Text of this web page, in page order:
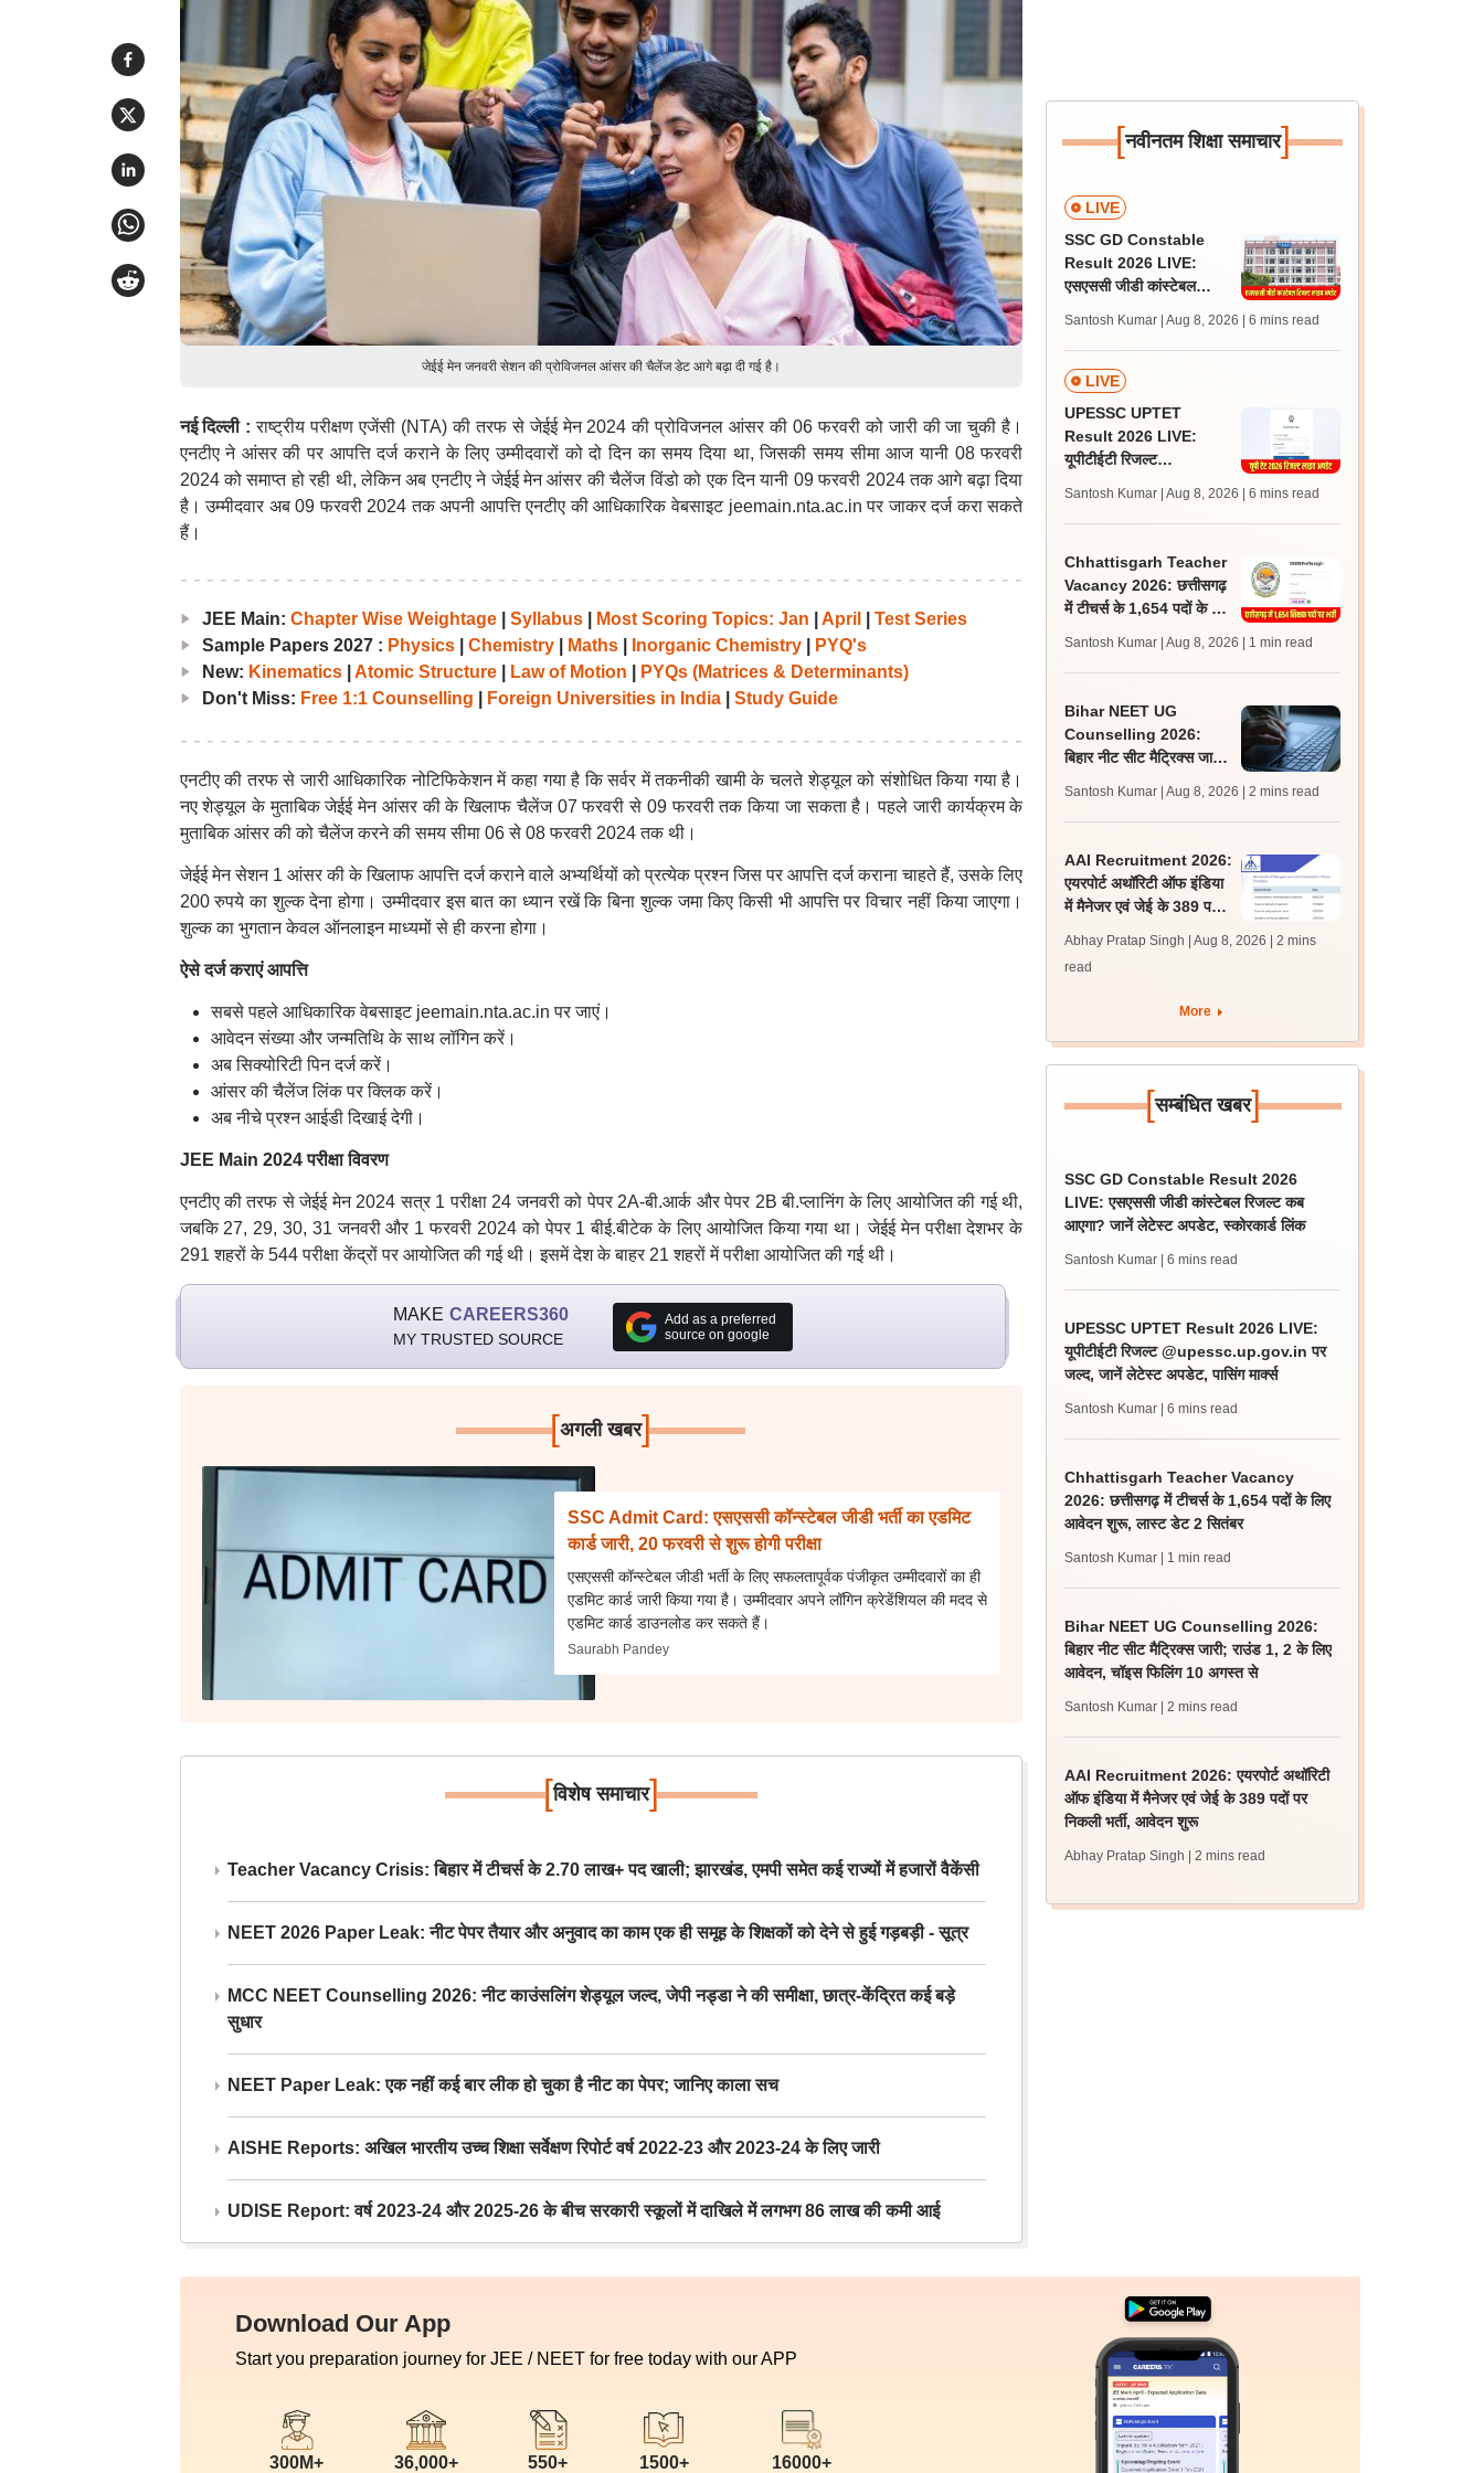
जेईई मेन जनवरी सेशन की प्रोविजनल आंसर की चैलेंज डेट आगे बढ़ा दी गई है।
नई दिल्ली :राष्ट्रीय परीक्षण एजेंसी (NTA) की तरफ से जेईई मेन 2024 की प्रोविजनल आंसर की 06 फरवरी को जारी की जा चुकी है।
एनटीए ने आंसर की पर आपत्ति दर्ज कराने के लिए उम्मीदवारों को दो दिन का समय दिया था, जिसकी समय सीमा आज यानी 08 फरवरी
2024 को समाप्त हो रही थी, लेकिन अब एनटीए ने जेईई मेन आंसर की चैलेंज विंडो को एक दिन यानी 09 फरवरी 2024 तक आगे बढ़ा दिया
है। उम्मीदवार अब 09 फरवरी 2024 तक अपनी आपत्ति एनटीए की आधिकारिक वेबसाइट jeemain.nta.ac.in पर जाकर दर्ज करा सकते
हैं।
JEE Main: Chapter Wise Weightage| Syllabus| Most Scoring Topics: Jan April
Test Series
Sample Papers 2027 : Physics| Chemistry| Maths| Inorganic Chemistry|
PYQ's
New: Kinematics| Atomic Structure| Law of Motion
PYQs (Matrices & Determinants)
Don't Miss: Free 1:1 Counselling Foreign Universities in India| Study Guide
एनटीए की तरफ से जारी आधिकारिक नोटिफिकेशन में कहा गया है कि सर्वर में तकनीकी खामी के चलते शेड्यूल को संशोधित किया गया है।
नए शेड्यूल के मुताबिक जेईई मेन आंसर की के खिलाफ चैलेंज 07 फरवरी से 09 फरवरी तक किया जा सकता है। पहले जारी कार्यक्रम के
मुताबिक आंसर की को चैलेंज करने की समय सीमा 06 से 08 फरवरी 2024 तक थी।
जेईई मेन सेशन 1 आंसर की के खिलाफ आपत्ति दर्ज कराने वाले अभ्यर्थियों को प्रत्येक प्रश्न जिस पर आपत्ति दर्ज कराना चाहते हैं, उसके लिए
200 रुपये का शुल्क देना होगा। उम्मीदवार इस बात का ध्यान रखें कि बिना शुल्क जमा किए किसी भी आपत्ति पर विचार नहीं किया जाएगा।
शुल्क का भुगतान केवल ऑनलाइन माध्यमों से ही करना होगा।
ऐसे दर्ज कराएं आपत्ति
सबसे पहले आधिकारिक वेबसाइट jeemain.nta.ac.in पर जाएं।
आवेदन संख्या और जन्मतिथि के साथ लॉगिन करें।
अब सिक्योरिटी पिन दर्ज करें।
आंसर की चैलेंज लिंक पर क्लिक करें।
अब नीचे प्रश्न आईडी दिखाई देगी।
JEE Main 2024 परीक्षा विवरण
एनटीए की तरफ से जेईई मेन 2024 सत्र 1 परीक्षा 24 जनवरी को पेपर 2A-बी.आर्क और पेपर 2B बी.प्लानिंग के लिए आयोजित की गई थी,
जबकि 27, 29, 30, 31 जनवरी और 1 फरवरी 2024 को पेपर 1 बीई.बीटेक के लिए आयोजित किया गया था। जेईई मेन परीक्षा देशभर के
291 शहरों के 544 परीक्षा केंद्रों पर आयोजित की गई थी। इसमें देश के बाहर 21 शहरों में परीक्षा आयोजित की गई थी।
MAKE CAREERS360
MY TRUSTED SOURCE
Add as a preferred
source on google
[अगली खबर]
SSC Admit Card: एसएससी कॉन्स्टेबल जीडी भर्ती का एडमिट
कार्ड जारी, 20 फरवरी से शुरू होगी परीक्षा
एसएससी कॉन्स्टेबल जीडी भर्ती के लिए सफलतापूर्वक पंजीकृत उम्मीदवारों का ही
एडमिट कार्ड जारी किया गया है। उम्मीदवार अपने लॉगिन क्रेडेंशियल की मदद से
एडमिट कार्ड डाउनलोड कर सकते हैं।
Saurabh Pandey
[विशेष समाचार]
Teacher Vacancy Crisis: बिहार में टीचर्स के 2.70 लाख+ पद खाली; झारखंड, एमपी समेत कई राज्यों में हजारों वैकेंसी
NEET 2026 Paper Leak: नीट पेपर तैयार और अनुवाद का काम एक ही समूह के शिक्षकों को देने से हुई गड़बड़ी - सूत्र
MCC NEET Counselling 2026: नीट काउंसलिंग शेड्यूल जल्द, जेपी नड्डा ने की समीक्षा, छात्र-केंद्रित कई बड़े
सुधार
NEET Paper Leak: एक नहीं कई बार लीक हो चुका है नीट का पेपर; जानिए काला सच
AISHE Reports: अखिल भारतीय उच्च शिक्षा सर्वेक्षण रिपोर्ट वर्ष 2022-23 और 2023-24 के लिए जारी
UDISE Report: वर्ष 2023-24 और 2025-26 के बीच सरकारी स्कूलों में दाखिले में लगभग 86 लाख की कमी आई
[नवीनतम शिक्षा समाचार]
LIVE
SSC GD Constable
Result 2026 LIVE:
एसएससी जीडी कांस्टेबल
लेटेस्ट अपडेट, स्कोरकार्ड लिंक
Santosh Kumar | Aug 8, 2026 | 6 mins read
LIVE
UPESSC UPTET
Result 2026 LIVE:
यूपीटीईटी रिजल्ट
जल्द, जानें लेटेस्ट अपडेट,
पासिंग मार्क्स
Santosh Kumar | Aug 8, 2026 | 6 mins read
Chhattisgarh Teacher
Vacancy 2026: छत्तीसगढ़
में टीचर्स के 1,654 पदों के लिए
Santosh Kumar | Aug 8, 2026 | 1 min read
Bihar NEET UG
Counselling 2026:
बिहार नीट सीट मैट्रिक्स जारी;
चॉइस फिलिंग 10 अगस्त से
Santosh Kumar | Aug 8, 2026 | 2 mins read
AAI Recruitment 2026:
एयरपोर्ट अथॉरिटी ऑफ इंडिया
में मैनेजर एवं जेई के 389 पदों
Abhay Pratap Singh | Aug 8, 2026
| 2 mins
read
More
[सम्बंधित खबर]
SSC GD Constable Result 2026
LIVE: एसएससी जीडी कांस्टेबल रिजल्ट कब
आएगा? जानें लेटेस्ट अपडेट, स्कोरकार्ड लिंक
Santosh Kumar | 6 mins read
UPESSC UPTET Result 2026 LIVE:
यूपीटीईटी रिजल्ट @upessc.up.gov.in पर
जल्द, जानें लेटेस्ट अपडेट, पासिंग मार्क्स
Santosh Kumar | 6 mins read
Chhattisgarh Teacher Vacancy
2026: छत्तीसगढ़ में टीचर्स के 1,654 पदों के लिए
आवेदन शुरू, लास्ट डेट 2 सितंबर
Santosh Kumar | 1 min read
Bihar NEET UG Counselling 2026:
बिहार नीट सीट मैट्रिक्स जारी; राउंड 1, 2 के लिए
आवेदन, चॉइस फिलिंग 10 अगस्त से
Santosh Kumar | 2 mins read
AAI Recruitment 2026: एयरपोर्ट अथॉरिटी
ऑफ इंडिया में मैनेजर एवं जेई के 389 पदों पर
निकली भर्ती, आवेदन शुरू
Abhay Pratap Singh | 2 mins read
Download Our App
Start you preparation journey for JEE / NEET for free today with our APP
300M+ 36,000+ 550+ 1500+ 16000+